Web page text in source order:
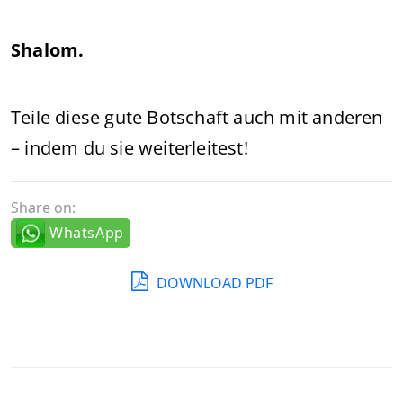
Shalom.
Teile diese gute Botschaft auch mit anderen
– indem du sie weiterleitest!
Share on:
WhatsApp
DOWNLOAD PDF